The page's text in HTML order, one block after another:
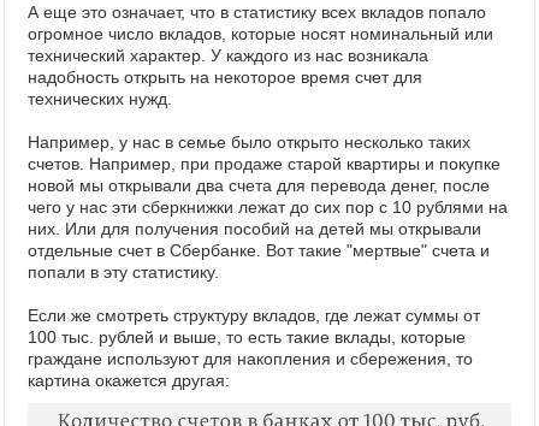
А еще это означает, что в статистику всех вкладов попало
огромное число вкладов, которые носят номинальный или
технический характер. У каждого из нас возникала
надобность открыть на некоторое время счет для
технических нужд.
Например, у нас в семье было открыто несколько таких
счетов. Например, при продаже старой квартиры и покупке
новой мы открывали два счета для перевода денег, после
чего у нас эти сберкнижки лежат до сих пор с 10 рублями на
них. Или для получения пособий на детей мы открывали
отдельные счет в Сбербанке. Вот такие "мертвые" счета и
попали в эту статистику.
Если же смотреть структуру вкладов, где лежат суммы от
100 тыс. рублей и выше, то есть такие вклады, которые
граждане используют для накопления и сбережения, то
картина окажется другая: